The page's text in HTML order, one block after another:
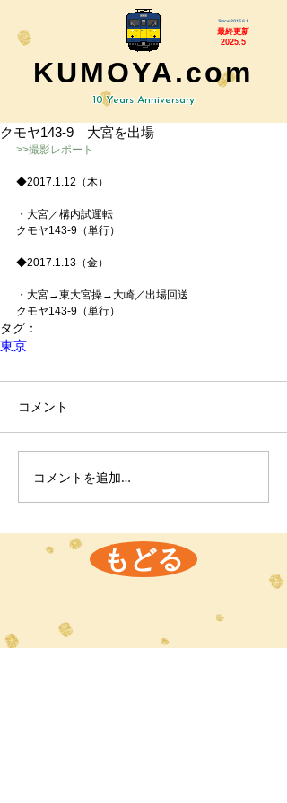
Since 2015.6.1
最終更新
2025.5
KUMOYA.com
10 Years Anniversary
クモヤ143-9 大宮を出場
>>撮影レポート
◆2017.1.12（木）
・大宮／構内試運転
クモヤ143-9（単行）
◆2017.1.13（金）
・大宮→東大宮操→大崎／出場回送
クモヤ143-9（単行）
タグ：
東京
コメント
コメントを追加…
もどる